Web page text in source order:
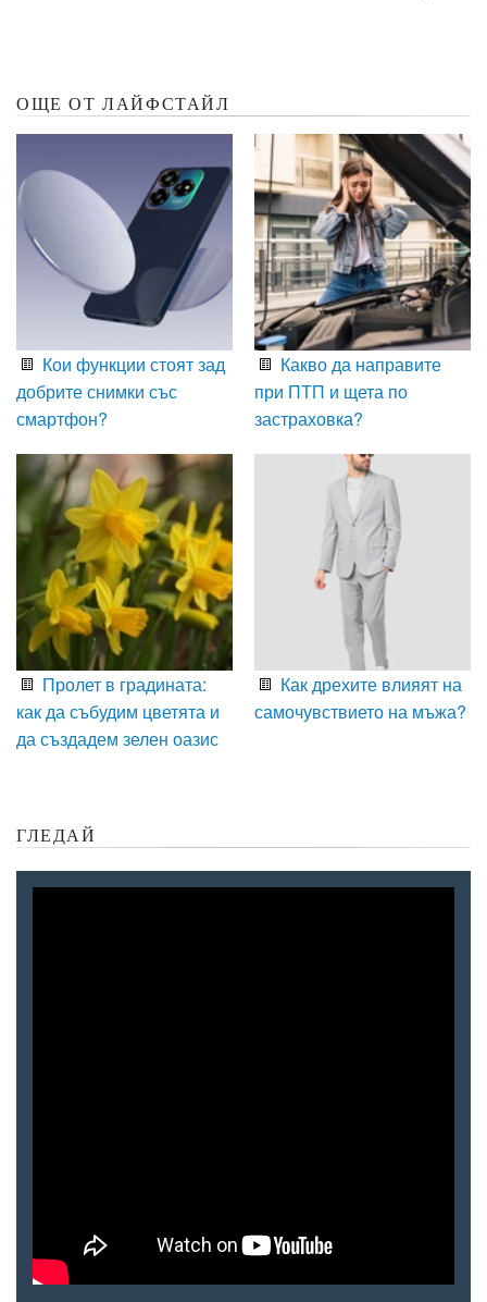
ОЩЕ ОТ ЛАЙФСТАЙЛ
Кои функции стоят зад
добрите снимки със
смартфон?
Какво да направите
при ПТП и щета по
застраховка?
Пролет в градината:
как да събудим цветята и
да създадем зелен оазис
Как дрехите влияят на
самочувствието на мъжа?
ГЛЕДАЙ